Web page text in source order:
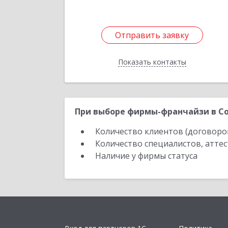
Отправить заявку
Показать контакты
Отправить заявку
Назад
При выборе фирмы-франчайзи в
Количество клиентов
Количество специалистов,
Наличие у фирмы статуса